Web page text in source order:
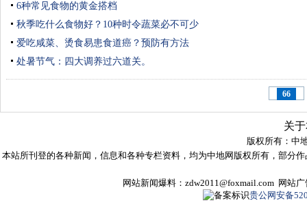
6种常见食物的黄金搭档
秋季吃什么食物好？10种时令蔬菜必不可少
爱吃咸菜、烫食易患食道癌？预防有方法
处暑节气：四大调养过六道关。
66
关
版权所有： 中
本站所刊登的各种新闻，信息和各种专栏资料，均为中地网版权所有，部分
网站新闻爆料：zdw2011@foxmail.com 网站
贵公网安备